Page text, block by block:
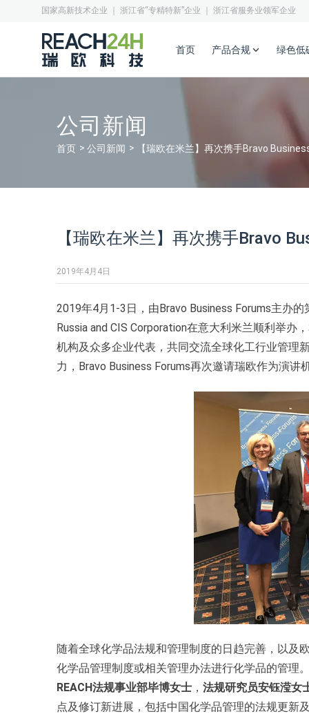
国家高新技术企业 ｜ 浙江省“专精特新”企业 ｜ 浙江省服务业领军企业
首页 产品合规 绿色低
公司新闻
首页 公司新闻 【瑞欧在米兰】再次携手Bravo
【瑞欧在米兰】再次携手Bravo
2019年4月4日
2019年4月1-3日，由Bravo Business Forums主办
Russia and CIS Corporation在意大利米兰顺利举
机构及众多企业代表，共同交流全球化工行业管理
力，Bravo Business Forums再次邀请瑞欧作为演讲
随着全球化学品法规和管理制度的日趋完善，以及
化学品管理制度或相关管理办法进行化学品的管理
REACH法规事业部毕博女士 ， 法规研究员安钰滢女
点及修订新进展，包括中国化学品管理的法规更新